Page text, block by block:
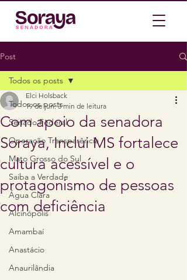
Post
Todos os posts
Senado Federal
Operação Transparência
Mato Grosso do Sul
Saiba a Verdade
Água Clara
Alcinópolis
Amambaí
Anastácio
Anaurilândia
Todos os posts
Com apoio da senadora
Soraya, Inclui MS fortalece
cultura acessível e o
protagonismo de pessoas
com deficiência
Elci Holsback
19 de jun. 3 min de leitura